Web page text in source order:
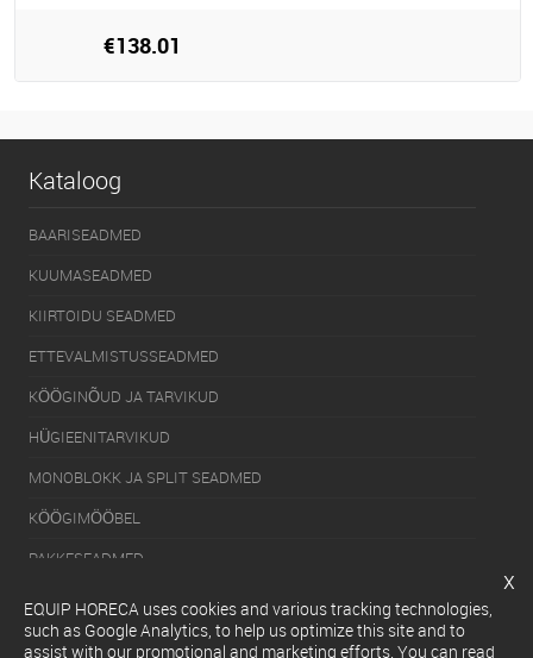
€138.01
Kataloog
BAARISEADMED
KUUMASEADMED
KIIRTOIDU SEADMED
ETTEVALMISTUSSEADMED
KÖÖGINÕUD JA TARVIKUD
HÜGIEENITARVIKUD
MONOBLOKK JA SPLIT SEADMED
KÖÖGIMÖÖBEL
PAKKESEADMED
KÜLMUTUSSEADMED
SERVEERIMISSEADMED
x
EQUIP HORECA uses cookies and various tracking technologies,
such as Google Analytics, to help us optimize this site and to
assist with our promotional and marketing efforts. You can read